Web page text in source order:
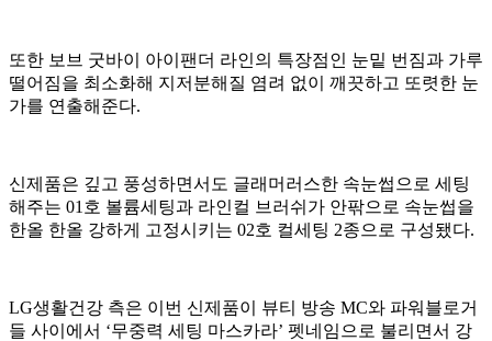
또한 보브 굿바이 아이팬더 라인의 특장점인 눈밑 번짐과 가루
떨어짐을 최소화해 지저분해질 염려 없이 깨끗하고 또렷한 눈
가를 연출해준다.
신제품은 깊고 풍성하면서도 글래머러스한 속눈썹으로 세팅
해주는 01호 볼륨세팅과 라인컬 브러쉬가 안팎으로 속눈썹을
한올 한올 강하게 고정시키는 02호 컬세팅 2종으로 구성됐다.
LG생활건강 측은 이번 신제품이 뷰티 방송 MC와 파워블로거
들 사이에서 ‘무중력 세팅 마스카라’ 펫네임으로 불리면서 강